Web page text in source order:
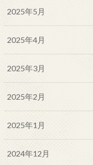
2025年5月
2025年4月
2025年3月
2025年2月
2025年1月
2024年12月